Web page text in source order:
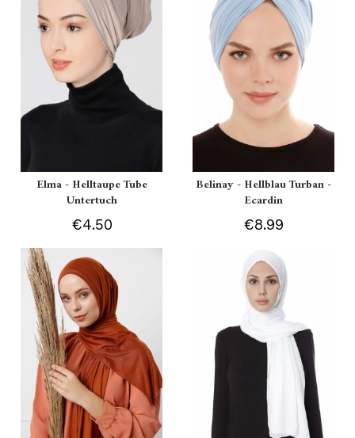
Elma - Helltaupe Tube
Untertuch
€4.50
Belinay - Hellblau Turban -
Ecardin
€8.99